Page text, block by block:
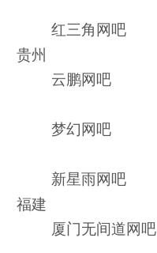
贵州
红三角网吧
云鹏网吧
福建
梦幻网吧
新星雨网吧
厦门无间道网吧